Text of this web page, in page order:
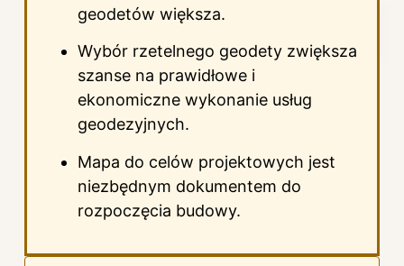
geodetów większa.
Wybór rzetelnego geodety zwiększa
szanse na prawidłowe i
ekonomiczne wykonanie usług
geodezyjnych.
Mapa do celów projektowych jest
niezbędnym dokumentem do
rozpoczęcia budowy.